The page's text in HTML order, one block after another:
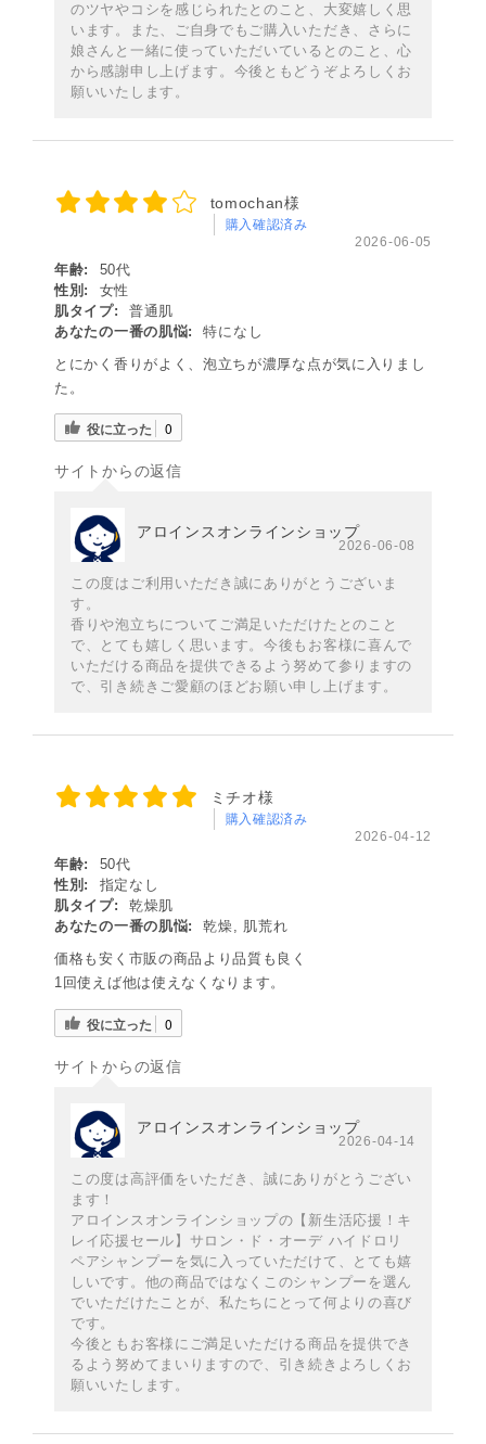
のツヤやコシを感じられたとのこと、大変嬉しく思
います。また、ご自身でもご購入いただき、さらに
娘さんと一緒に使っていただいているとのこと、心
から感謝申し上げます。今後ともどうぞよろしくお
願いいたします。
tomochan様
購入確認済み
2026-06-05
年齢:
50代
性別:
女性
肌タイプ:
普通肌
あなたの一番の肌悩:
特になし
とにかく香りがよく、泡立ちが濃厚な点が気に入りまし
た。
役に立った 0
サイトからの返信
アロインスオンラインショップ
2026-06-08
この度はご利用いただき誠にありがとうございま
す。
香りや泡立ちについてご満足いただけたとのこと
で、とても嬉しく思います。今後もお客様に喜んで
いただける商品を提供できるよう努めて参りますの
で、引き続きご愛顧のほどお願い申し上げます。
ミチオ様
購入確認済み
2026-04-12
年齢:
50代
性別:
指定なし
肌タイプ:
乾燥肌
あなたの一番の肌悩:
乾燥, 肌荒れ
価格も安く市販の商品より品質も良く
1回使えば他は使えなくなります。
役に立った 0
サイトからの返信
アロインスオンラインショップ
2026-04-14
この度は高評価をいただき、誠にありがとうござい
ます！
アロインスオンラインショップの【新生活応援！キ
レイ応援セール】サロン・ド・オーデ ハイドロリ
ペアシャンプーを気に入っていただけて、とても嬉
しいです。他の商品ではなくこのシャンプーを選ん
でいただけたことが、私たちにとって何よりの喜び
です。
今後ともお客様にご満足いただける商品を提供でき
るよう努めてまいりますので、引き続きよろしくお
願いいたします。